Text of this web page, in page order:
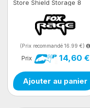
Store Shield Storage 8
(Prix recommandé 16.99 €)
Prix 14,60 €
Ajouter au panier